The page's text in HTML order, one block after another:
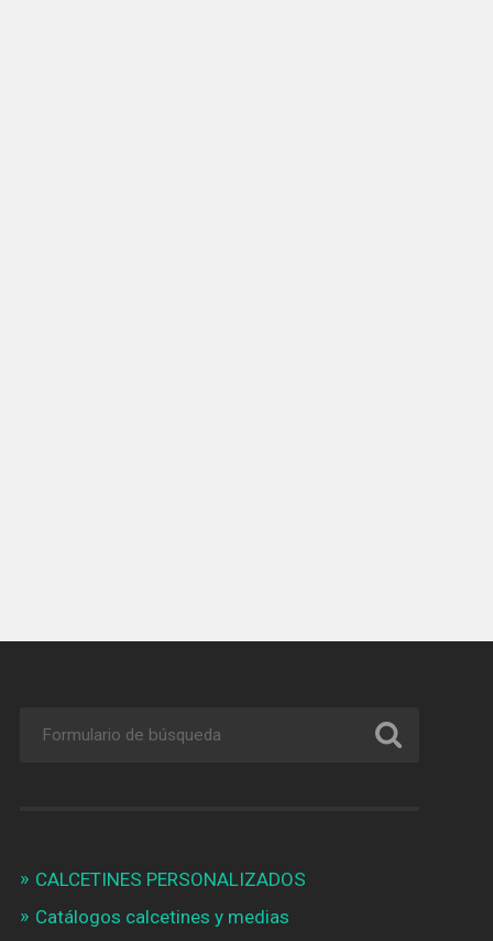
CALCETINES PERSONALIZADOS
Catálogos calcetines y medias